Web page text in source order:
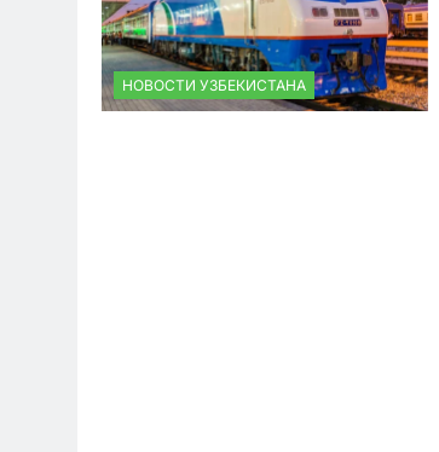
НОВОСТИ УЗБЕКИСТАНА